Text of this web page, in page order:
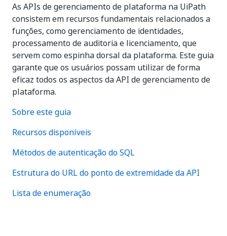
As APIs de gerenciamento de plataforma na UiPath
consistem em recursos fundamentais relacionados a
funções, como gerenciamento de identidades,
processamento de auditoria e licenciamento, que
servem como espinha dorsal da plataforma. Este guia
garante que os usuários possam utilizar de forma
eficaz todos os aspectos da API de gerenciamento de
plataforma.
Sobre este guia
Recursos disponíveis
Métodos de autenticação do SQL
Estrutura do URL do ponto de extremidade da API
Lista de enumeração